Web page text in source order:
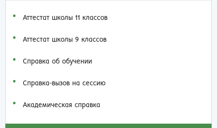
Аттестат школы 11 классов
Аттестат школы 9 классов
Справка об обучении
Справка-вызов на сессию
Академическая справка